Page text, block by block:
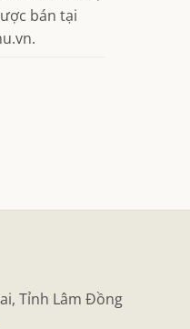
bán tại
Tỉnh Lâm Đồng